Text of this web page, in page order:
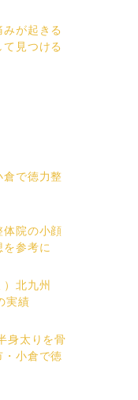
みが起きる
見つける
倉で徳力整
体院の小顔
参考に
）北九州
実績
身太りを骨
小倉で徳